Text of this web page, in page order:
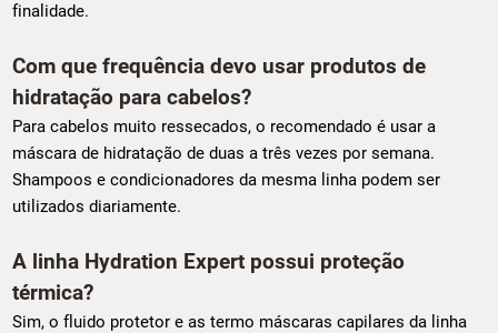
finalidade.
Com que frequência devo usar produtos de
hidratação para cabelos?
Para cabelos muito ressecados, o recomendado é usar a
máscara de hidratação de duas a três vezes por semana.
Shampoos e condicionadores da mesma linha podem ser
utilizados diariamente.
A linha Hydration Expert possui proteção
térmica?
Sim, o fluido protetor e as termo máscaras capilares da linha